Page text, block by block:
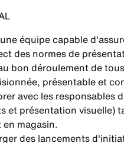
équipe capable
des normes de
bon déroulement de
présentable et
avec les responsables
et présentation visuelle)
magasin.
des lancements